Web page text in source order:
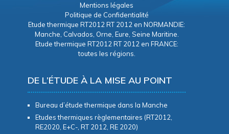
Mentions légales
Politique de Confidentialité
Etude thermique RT2012 RT 2012 en NORMANDIE:
Manche, Calvados, Orne, Eure, Seine Maritine.
Etude thermique RT2012 RT 2012 en FRANCE:
toutes les régions.
DE L’ÉTUDE À LA MISE AU POINT
Bureau d’étude thermique dans la Manche
Etudes thermiques règlementaires (RT2012,
RE2020, E+C-, RT 2012, RE 2020)